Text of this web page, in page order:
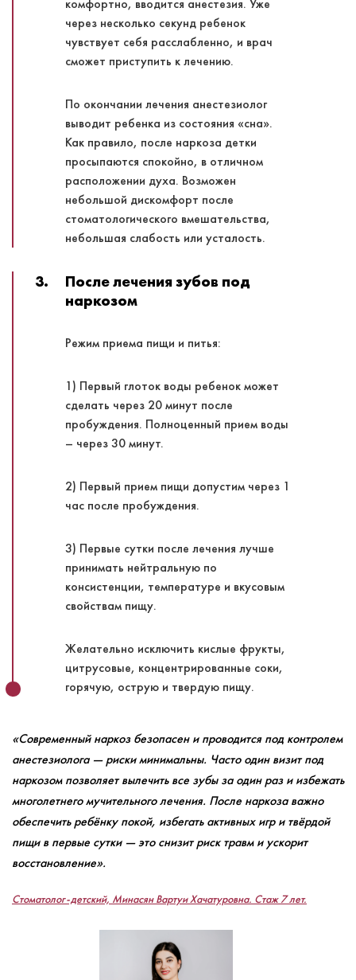
комфортно, вводится анестезия. Уже
через несколько секунд ребенок
чувствует себя расслабленно, и врач
сможет приступить к лечению.
По окончании лечения анестезиолог
выводит ребенка из состояния «сна».
Как правило, после наркоза детки
просыпаются спокойно, в отличном
расположении духа. Возможен
небольшой дискомфорт после
стоматологического вмешательства,
небольшая слабость или усталость.
3.
После лечения зубов под
наркозом
Режим приема пищи и питья:
1) Первый глоток воды ребенок может
сделать через 20 минут после
пробуждения. Полноценный прием воды
– через 30 минут.
2) Первый прием пищи допустим через 1
час после пробуждения.
3) Первые сутки после лечения лучше
принимать нейтральную по
консистенции, температуре и вкусовым
свойствам пищу.
Желательно исключить кислые фрукты,
цитрусовые, концентрированные соки,
горячую, острую и твердую пищу.
«Современный наркоз безопасен и проводится под контролем
анестезиолога — риски минимальны. Часто один визит под
наркозом позволяет вылечить все зубы за один раз и избежать
многолетнего мучительного лечения. После наркоза важно
обеспечить ребёнку покой, избегать активных игр и твёрдой
пищи в первые сутки — это снизит риск травм и ускорит
восстановление».
Стоматолог-детский, Минасян Вартуи Хачатуровна. Стаж 7 лет.